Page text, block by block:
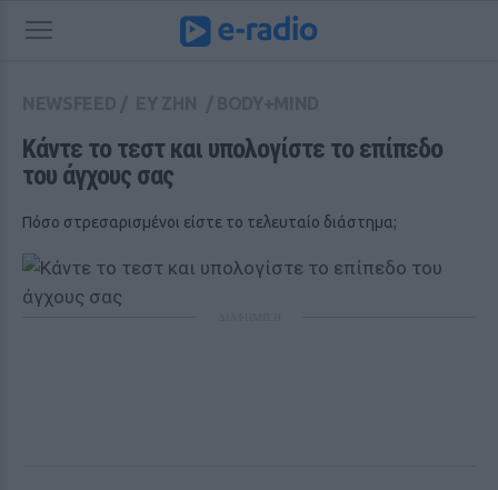
Κάντε το τεστ και υπολογίστε το επίπεδο
του άγχους σας
Πόσο στρεσαρισμένοι είστε το τελευταίο διάστημα;